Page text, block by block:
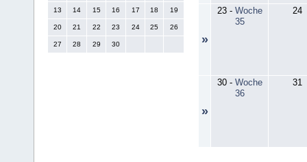
13 14 15 16 17 18 19
20 21 22 23 24 25 26
27 28 29 30 »
23- Woche
35
24
»
30- Woche
36
31